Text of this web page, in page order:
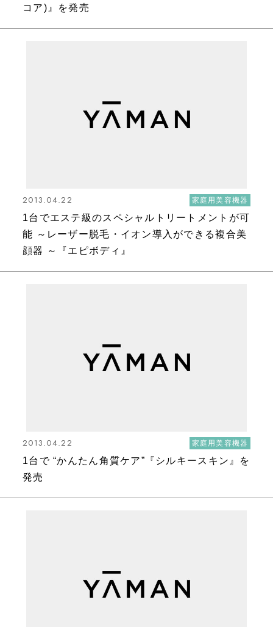
コア)』を発売
2013.04.22 家庭用美容機器
1台でエステ級のスペシャルトリートメントが可
能 ～レーザー脱毛・イオン導入ができる複合美
顔器 ～『エピボディ』
2013.04.22 家庭用美容機器
1台で “かんたん角質ケア”『シルキースキン』を
発売